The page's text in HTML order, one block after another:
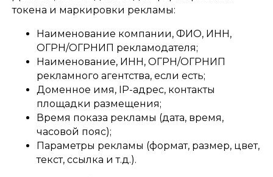
токена и маркировки рекламы:
Наименование компании, ФИО, ИНН,
ОГРН/ОГРНИП рекламодателя;
Наименование, ИНН, ОГРН/ОГРНИП
рекламного агентства, если есть;
Доменное имя, IP-адрес, контакты
площадки размещения;
Время показа рекламы (дата, время,
часовой пояс);
Параметры рекламы (формат, размер, цвет,
текст, ссылка и т.д.).